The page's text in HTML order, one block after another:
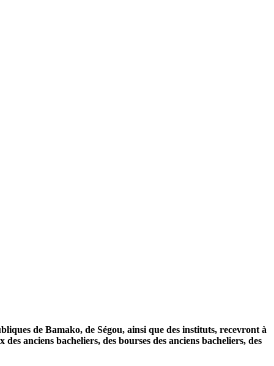
de Bamako, de Ségou, ainsi que des instituts, recevront à
anciens bacheliers, des bourses des anciens bacheliers, des